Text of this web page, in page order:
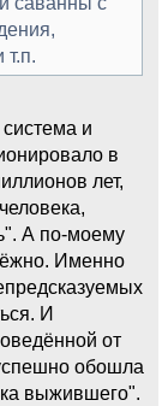
т.п.
и
в
лет,
А по-моему
Именно
И
от
обошла
выжившего".